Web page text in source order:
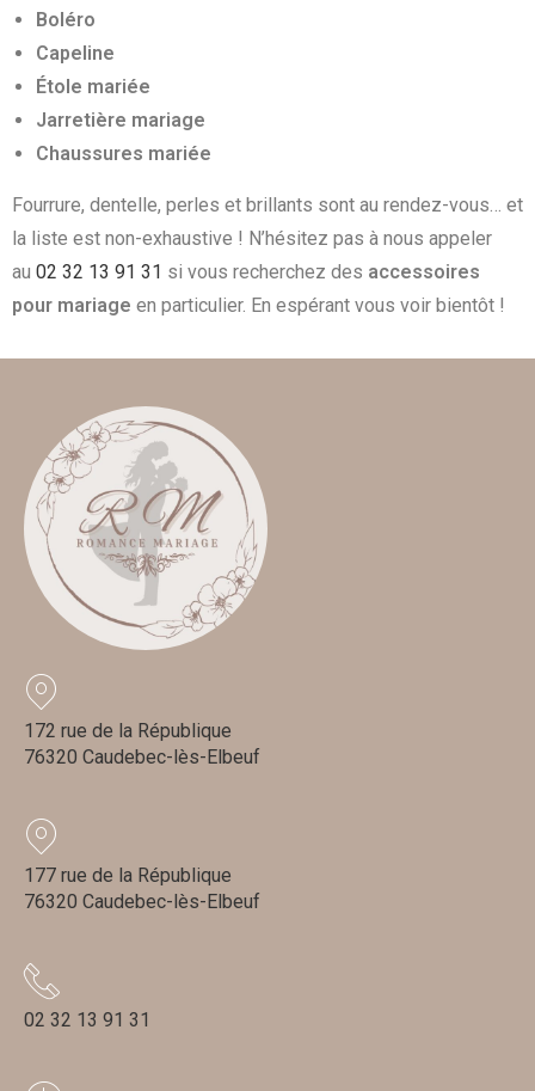
Boléro
Capeline
Étole mariée
Jarretière mariage
Chaussures mariée
Fourrure, dentelle, perles et brillants sont au rendez-vous… et
la liste est non-exhaustive ! N’hésitez pas à nous appeler
au 02 32 13 91 31 si vous recherchez des accessoires
pour mariage en particulier. En espérant vous voir bientôt !
172 rue de la République
76320 Caudebec-lès-Elbeuf
177 rue de la République
76320 Caudebec-lès-Elbeuf
02 32 13 91 31